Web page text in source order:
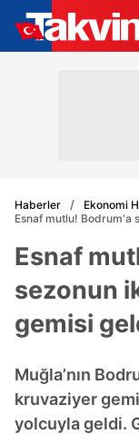
Haberler
Ekonomi
Esnaf mutlu! Bodrum'a
Esnaf
sezonun
gemisi
Muğla’nın
kruvaziyer
yolcuyla geldi.